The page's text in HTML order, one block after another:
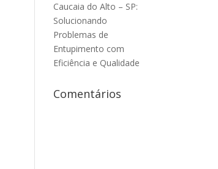
Caucaia do Alto – SP:
Solucionando
Problemas de
Entupimento com
Eficiência e Qualidade
Comentários